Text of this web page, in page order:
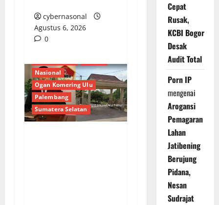
cybernasonal
Agustus 6, 2026
0
Nasional
Ogan Komering Ulu
Palembang
Sumatera Selatan
Cepat
Rusak,
KCBI Bogor
Desak
Audit Total
Porn IP
mengenai
Arogansi
Pemagaran
Lahan
Jatibening
Berujung
Pidana,
Nesan
Sudrajat